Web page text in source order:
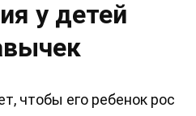
у детей
чтобы его ребенок рос